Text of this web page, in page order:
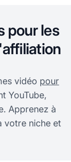
pour les
vidéo pour
YouTube,
Apprenez à
votre niche et